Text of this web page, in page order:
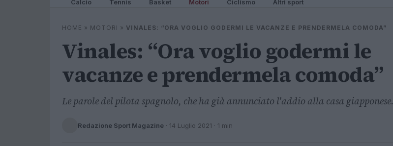
Calcio Tennis Basket Motori Ciclismo Altri sport
HOME » MOTORI » VINALES: “ORA VOGLIO GODERMI LE VACANZE E PRENDERMELA COMODA”
Vinales: “Ora voglio godermi le
vacanze e prendermela comoda”
Le parole del pilota spagnolo, che ha già annunciato l'addio alla casa giapponese.
Redazione Sport Magazine · 14 Luglio 2021 · 1 min